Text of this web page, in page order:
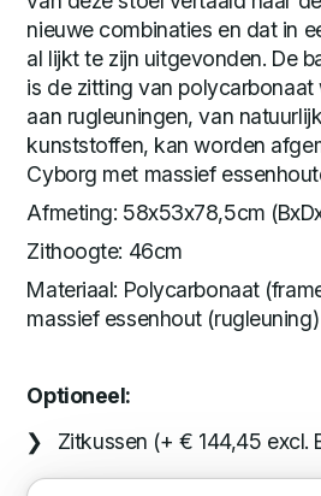
nieuwe combinaties en dat in
al lijkt te zijn uitgevonden. De
is de zitting van polycarbonaat
aan rugleuningen, van
kunststoffen, kan worden
Cyborg met massief
Afmeting: 58x53x78,5cm
Zithoogte: 46cm
Materiaal: Polycarbonaat
massief essenhout (rugleuning)
Optioneel:
Zitkussen (+ € 144,45 excl.